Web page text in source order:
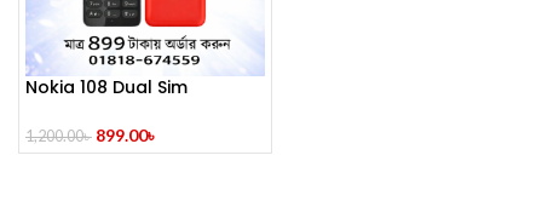
Nokia 108 Dual Sim
1,200.00৳ 899.00৳